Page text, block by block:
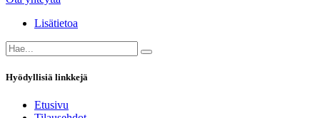
Lisätietoa
Hyödyllisiä linkkejä
Etusivu